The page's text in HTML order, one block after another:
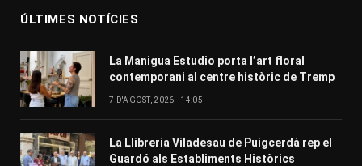
ÚLTIMES NOTÍCIES
La Manigua Estudio porta l’art floral
contemporani al centre històric de Tremp
7 D'AGOST, 2026 - 14:05
La Llibreria Viladesau de Puigcerdà rep el
Guardó als Establiments Històrics